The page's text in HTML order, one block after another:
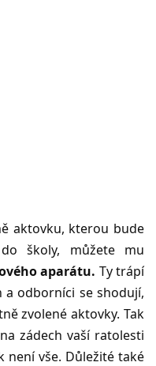
aktovku, kterou bude
školy, můžete mu
aparátu. Ty trápí
a odborníci se shodují,
zvolené aktovky. Tak
zádech vaší ratolesti
není vše. Důležité také